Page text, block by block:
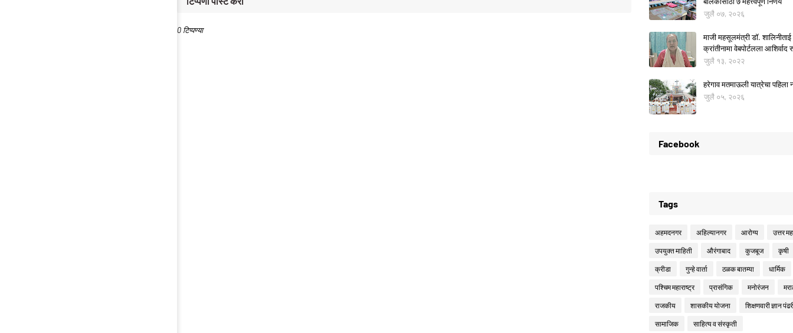
0 टिप्पण्या
जुलै ०७, २०२६
माजी महसूलमंत्री डॉ.
क्रांतीनामा वेबपोर्टलला आशिर्वाद
जुलै १३, २०२२
हरेगाव मतमाऊली यात्रेचा पहिला
जुलै ०५, २०२६
Facebook
Tags
अहमदनगर अहिल्यानगर आरोग्य उत्तर
उपयुक्त माहिती औरंगाबाद कुजबूज कृषी
क्रीडा गुन्हे वार्ता ठळक बातम्या धार्मिक
पश्चिम महाराष्ट्र प्रासंगिक मनोरंजन
राजकीय शासकीय योजना शिक्षणवारी ज्ञान
सामाजिक साहित्य व संस्कृती